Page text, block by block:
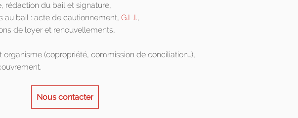
rédaction du bail et signature,
au bail : acte de cautionnement, G.L.I.,
de loyer et renouvellements,
(copropriété, commission de conciliation…),
Nous contacter